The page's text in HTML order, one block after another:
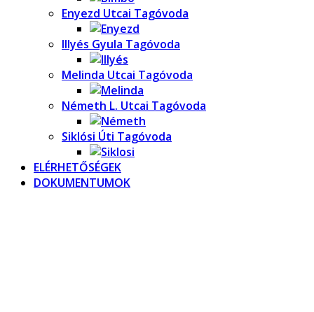
Enyezd Utcai Tagóvoda
Illyés Gyula Tagóvoda
Melinda Utcai Tagóvoda
Németh L. Utcai Tagóvoda
Siklósi Úti Tagóvoda
ELÉRHETŐSÉGEK
DOKUMENTUMOK